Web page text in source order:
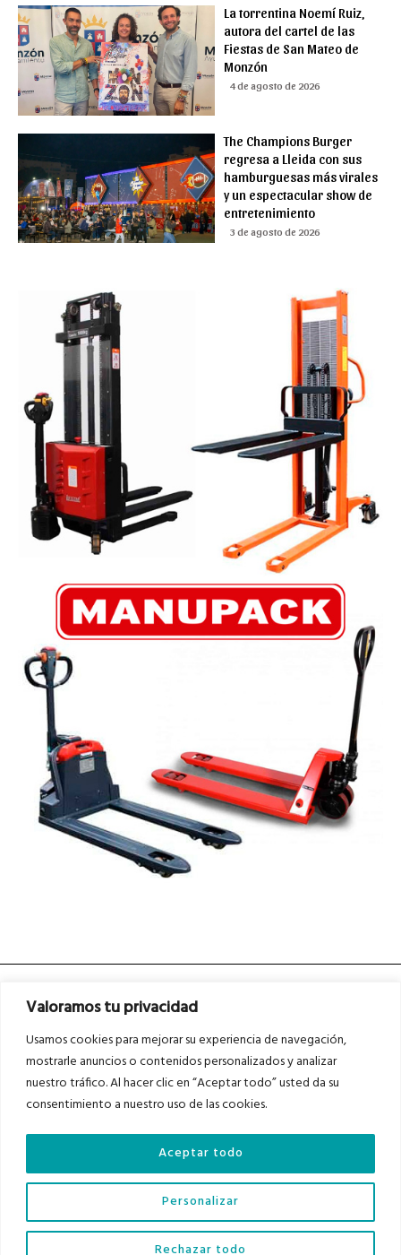
Valoramos tu privacidad
Usamos cookies para mejorar su experiencia de navegación,
mostrarle anuncios o contenidos personalizados y analizar
nuestro tráfico. Al hacer clic en “Aceptar todo” usted da su
consentimiento a nuestro uso de las cookies.
Personalizar
Rechazar todo
Aceptar todo
La torrentina Noemí Ruiz,
autora del cartel de las
Fiestas de San Mateo de
Monzón
4 de agosto de 2026
The Champions Burger
regresa a Lleida con sus
hamburguesas más virales
y un espectacular show de
entretenimiento
3 de agosto de 2026
Asociados a
Auditados por
Diario del Bajo Cinca © 2023 . Todos los derechos reservados |Aviso Legal
Política de Privacidad |Política de Cookies